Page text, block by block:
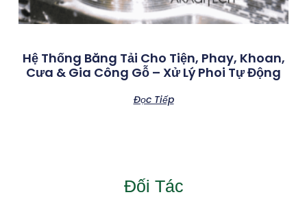
Hệ Thống Băng Tải Cho Tiện, Phay, Khoan,
Cưa & Gia Công Gỗ – Xử Lý Phoi Tự Động
Đọc Tiếp
Đối Tác